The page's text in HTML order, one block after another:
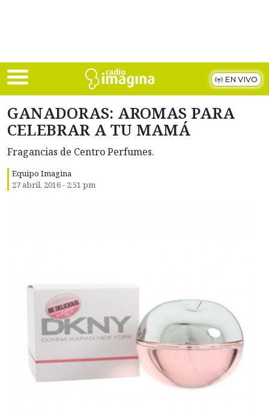
EN VIVO
GANADORAS: AROMAS PARA
CELEBRAR A TU MAMÁ
Fragancias de Centro Perfumes.
Equipo Imagina
27 abril, 2016 - 2:51 pm